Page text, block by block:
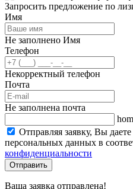
Запросить предложение по
Имя
Не заполнено Имя
Телефон
Некорректный телефон
Почта
Не заполнена почта
Отправляя заявку, Вы
персональных данных в
конфиденциальности
Отправить
Ваша заявка отправлена!